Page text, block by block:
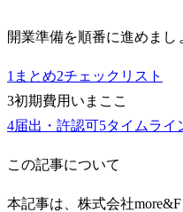
開業準備を順番に進めまし
1 まとめ2チェックリスト
3初期費用 いまここ
4届出・許認可5タイムライ
この記事について
本記事は、株式会社